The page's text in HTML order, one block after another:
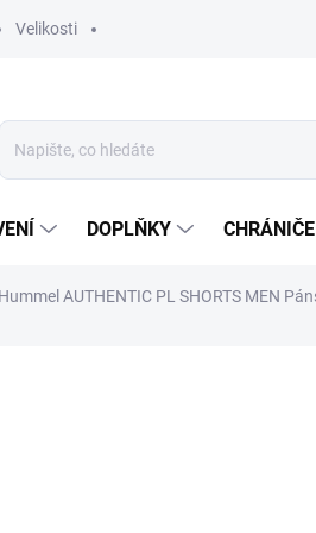
Velikosti
DOPLŇKY
Hummel AUTHENTIC PL SHORTS MEN